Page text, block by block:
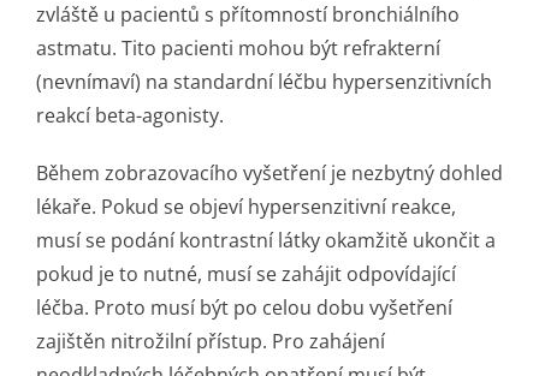
zvláště u pacientů s přítomností bronchiálního
astmatu. Tito pacienti mohou být refrakterní
(nevnímaví) na standardní léčbu hypersenzitivních
reakcí beta-agonisty.
Během zobrazovacího vyšetření je nezbytný dohled
lékaře. Pokud se objeví hypersenzitivní reakce,
musí se podání kontrastní látky okamžitě ukončit a
pokud je to nutné, musí se zahájit odpovídající
léčba. Proto musí být po celou dobu vyšetření
zajištěn nitrožilní přístup. Pro zahájení